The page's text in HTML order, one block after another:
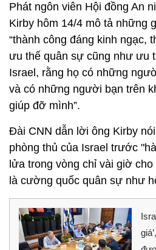
Phát ngôn viên Hội đồng An
Kirby hôm 14/4 mô tả những
“thành công đáng kinh ngạc,
ưu thế quân sự cũng như ưu
Israel, rằng họ có những
và có những người bạn trên
giúp đỡ mình”.
Đài CNN dẫn lời ông Kirby
phòng thủ của Israel trước
lửa trong vòng chỉ vài giờ cho
là cường quốc quân sự như